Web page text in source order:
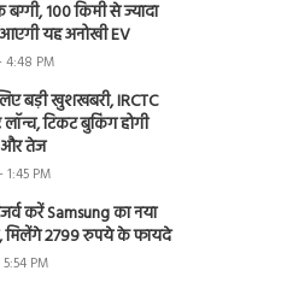
बग्गी, 100 किमी से ज्यादा
यह अनोखी EV
4:48 PM
बड़ी खुशखबरी, IRCTC
टिकट बुकिंग होगी
तेज
1:45 PM
करें Samsung का नया
मिलेंगे 2799 रुपये के फायदे
PM